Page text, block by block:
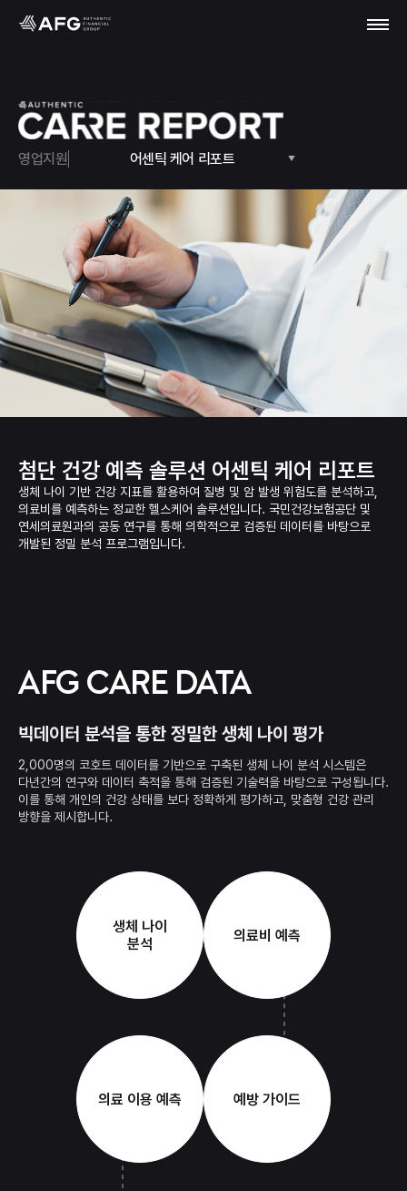
영업지원 어센틱 케어 리포트
첨단 건강 예측 솔루션 어센틱 케어 리포트
생체 나이 기반 건강 지표를 활용하여 질병 및 암 발생 위험도를 분석하고,
의료비를 예측하는 정교한 헬스케어 솔루션입니다. 국민건강보험공단 및
연세의료원과의 공동 연구를 통해 의학적으로 검증된 데이터를 바탕으로
개발된 정밀 분석 프로그램입니다.
AFG CARE DATA
빅데이터 분석을 통한 정밀한 생체 나이 평가
2,000명의 코호트 데이터를 기반으로 구축된 생체 나이 분석 시스템은
다년간의 연구와 데이터 축적을 통해 검증된 기술력을 바탕으로 구성됩니다.
이를 통해 개인의 건강 상태를 보다 정확하게 평가하고, 맞춤형 건강 관리
방향을 제시합니다.
생체 나이
분석
의료비 예측
의료 이용 예측 예방 가이드